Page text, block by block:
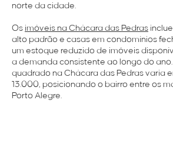
norte da cidade.
Os imóveis na Chácara das Pedras
alto padrão e casas em condomínios
um estoque reduzido de imóveis
a demanda consistente ao longo do
quadrado na Chácara das Pedras varia
13.000, posicionando o bairro entre os
Porto Alegre.